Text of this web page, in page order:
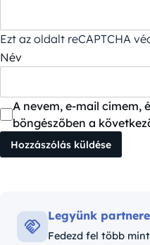
Ezt az oldalt reCAPTCHA
Név
A nevem, e-mail címem,
böngészőben a
Legyünk
Fedezd fel több